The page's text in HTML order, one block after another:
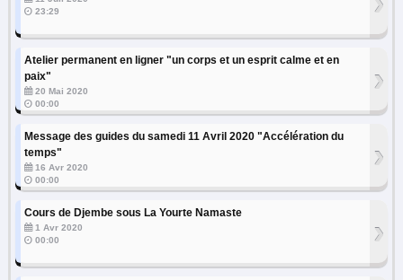
23:29
Atelier permanent en ligner "un corps et un esprit calme et en
paix"
20 Mai 2020
00:00
›
Message des guides du samedi 11 Avril 2020 "Accélération du
temps"
16 Avr 2020
00:00
›
Cours de Djembe sous La Yourte Namaste
1 Avr 2020
00:00
›